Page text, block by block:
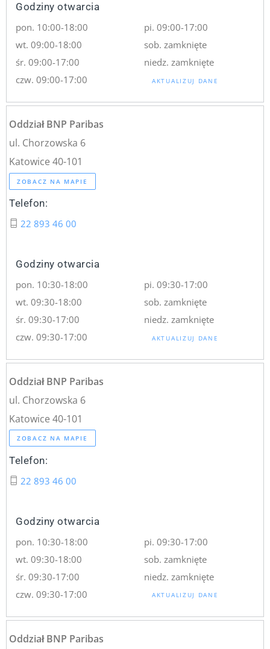
Godziny otwarcia
pon. 10:00-18:00
wt. 09:00-18:00
śr. 09:00-17:00
czw. 09:00-17:00
pi. 09:00-17:00
sob. zamknięte
niedz. zamknięte
AKTUALIZUJ DANE
Oddział BNP Paribas
ul. Chorzowska 6
Katowice 40-101
ZOBACZ NA MAPIE
Telefon:
22 893 46 00
Godziny otwarcia
pon. 10:30-18:00
wt. 09:30-18:00
śr. 09:30-17:00
czw. 09:30-17:00
pi. 09:30-17:00
sob. zamknięte
niedz. zamknięte
AKTUALIZUJ DANE
Oddział BNP Paribas
ul. Chorzowska 6
Katowice 40-101
ZOBACZ NA MAPIE
Telefon:
22 893 46 00
Godziny otwarcia
pon. 10:30-18:00
wt. 09:30-18:00
śr. 09:30-17:00
czw. 09:30-17:00
pi. 09:30-17:00
sob. zamknięte
niedz. zamknięte
AKTUALIZUJ DANE
Oddział BNP Paribas